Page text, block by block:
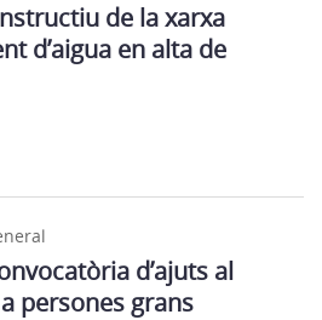
de la xarxa
d’aigua en alta de
d’ajuts al
persones grans